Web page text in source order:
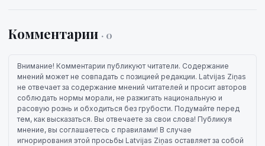
Комментарии · 0
Внимание! Комментарии публикуют читатели. Содержание
мнений может не совпадать с позицией редакции. Latvijas Ziņas
не отвечает за содержание мнений читателей и просит авторов
соблюдать нормы морали, не разжигать национальную и
расовую рознь и обходиться без грубости. Подумайте перед
тем, как высказаться. Вы отвечаете за свои слова! Публикуя
мнение, вы соглашаетесь с правилами! В случае
игнорирования этой просьбы Latvijas Ziņas оставляет за собой